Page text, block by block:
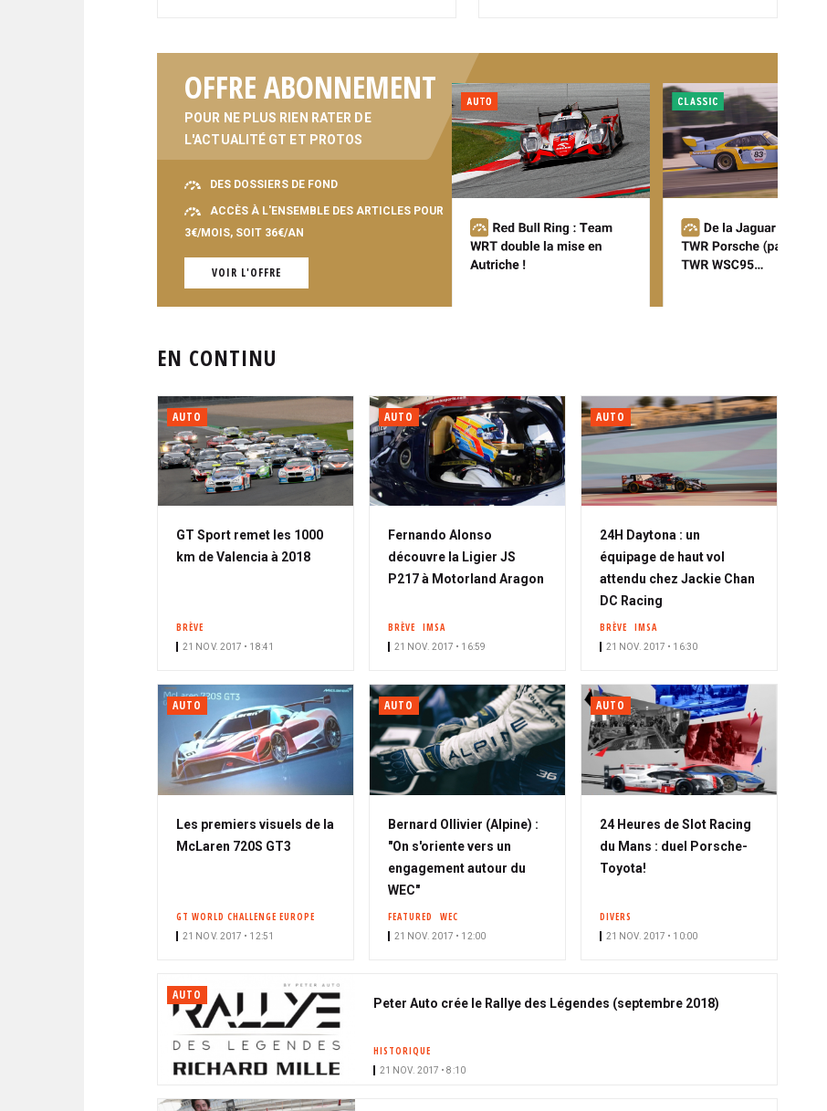
OFFRE ABONNEMENT
POUR NE PLUS RIEN RATER DE
L'ACTUALITÉ GT ET PROTOS
DES DOSSIERS DE FOND
ACCÈS À L'ENSEMBLE DES ARTICLES POUR
3€/MOIS, SOIT 36€/AN
VOIR L'OFFRE
EN CONTINU
AUTO
GT Sport remet les 1000
km de Valencia à 2018
BRÈVE
21 NOV. 2017 • 18:41
AUTO
Fernando Alonso
découvre la Ligier JS
P217 à Motorland Aragon
BRÈVE IMSA
21 NOV. 2017 • 16:59
AUTO
24H Daytona : un
équipage de haut vol
attendu chez Jackie Chan
DC Racing
BRÈVE IMSA
21 NOV. 2017 • 16:30
AUTO
Les premiers visuels de la
McLaren 720S GT3
GT WORLD CHALLENGE EUROPE
21 NOV. 2017 • 12:51
AUTO
Bernard Ollivier (Alpine) :
"On s'oriente vers un
engagement autour du
WEC"
FEATURED WEC
21 NOV. 2017 • 12:00
AUTO
24 Heures de Slot Racing
du Mans : duel Porsche-
Toyota!
DIVERS
21 NOV. 2017 • 10:00
AUTO
Peter Auto crée le Rallye des Légendes (septembre 2018)
HISTORIQUE
21 NOV. 2017 • 8:10